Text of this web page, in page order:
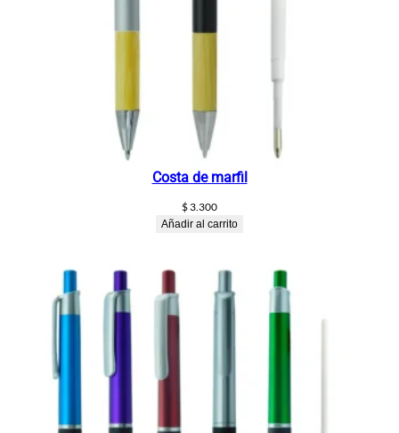
Costa de marfil
$3.300
Añadir al carrito